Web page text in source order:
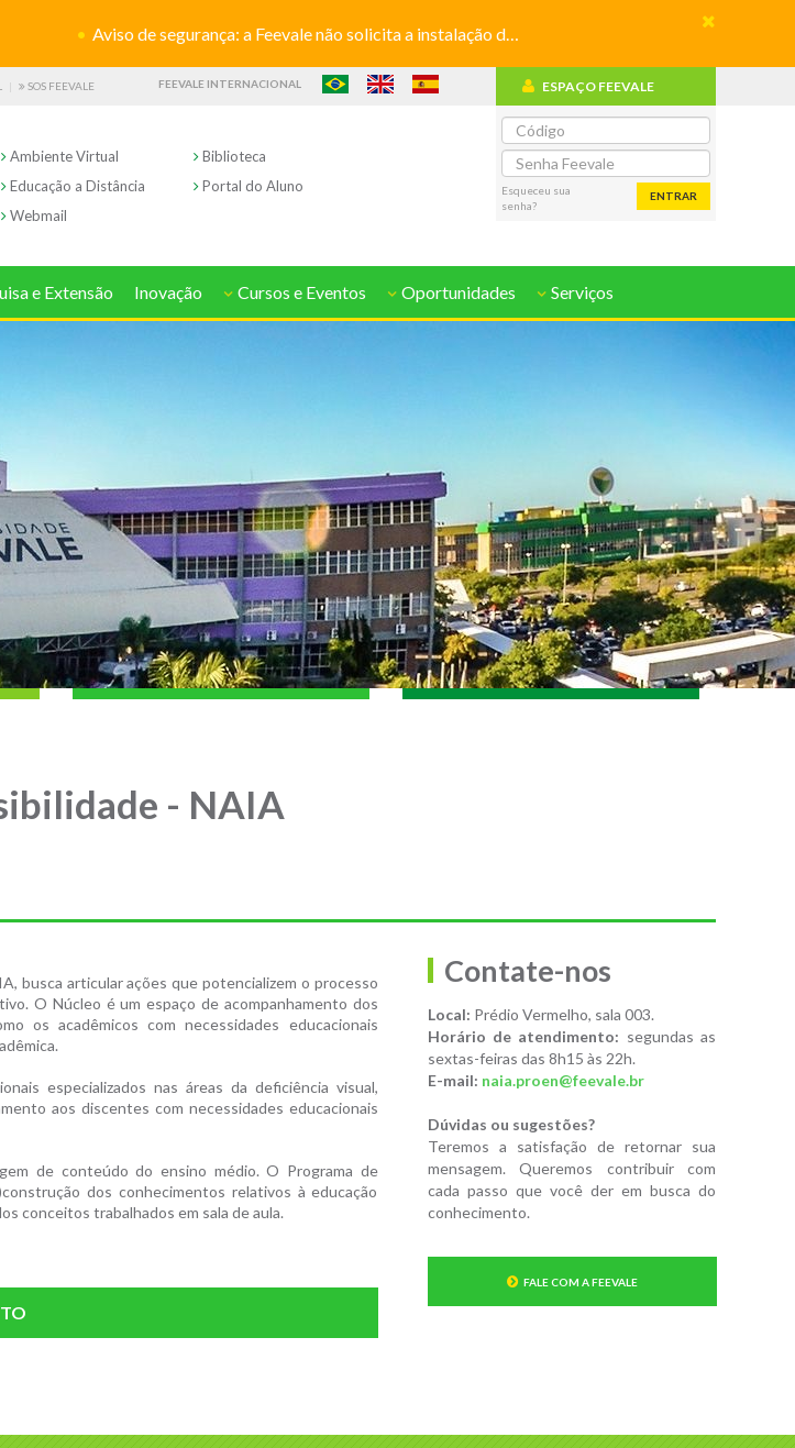
Aviso de segurança: a Feevale não solicita a instalação de aplicativos
SOS FEEVALE FEEVALE INTERNACIONAL
Ambiente Virtual
Biblioteca
Educação a Distância
Portal do Aluno
Webmail
ESPAÇO FEEVALE
Esqueceu sua
senha?
ENTRAR
e Extensão Inovação Cursos e Eventos Oportunidades Serviços
- NAIA
busca articular ações que potencializem o processo
O Núcleo é um espaço de acompanhamento dos
os acadêmicos com necessidades educacionais
especializados nas áreas da deficiência visual,
aos discentes com necessidades educacionais
de conteúdo do ensino médio. O Programa de
dos conhecimentos relativos à educação
conceitos trabalhados em sala de aula.
Contate-nos
Local: Prédio Vermelho, sala 003.
Horário de atendimento: segundas as
sextas-feiras das 8h15 às 22h.
E-mail: naia.proen@feevale.br
Dúvidas ou sugestões?
Teremos a satisfação de retornar sua
mensagem. Queremos contribuir com
cada passo que você der em busca do
conhecimento.
FALE COM A FEEVALE